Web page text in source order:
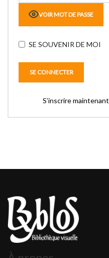
VOIR MOT DE PASSE
SE SOUVENIR DE MOI
S’inscrire maintenant